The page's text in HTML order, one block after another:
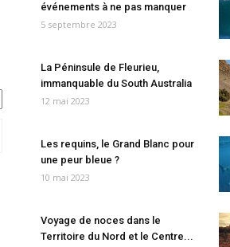
événements à ne pas manquer
5 septembre 2023
La Péninsule de Fleurieu,
immanquable du South Australia
12 mai 2023
Les requins, le Grand Blanc pour
une peur bleue ?
10 mai 2023
Voyage de noces dans le
Territoire du Nord et le Centre...